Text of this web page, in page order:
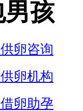
孩
卵咨询
卵机构
卵助孕